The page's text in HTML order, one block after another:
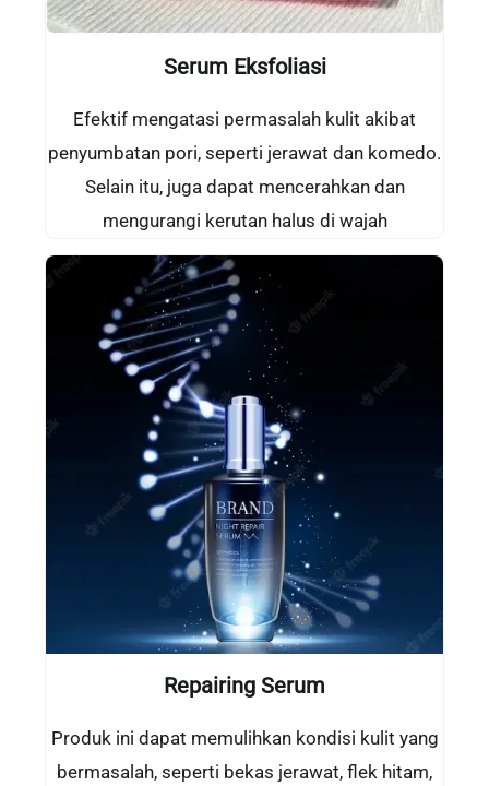
Serum Eksfoliasi
Efektif mengatasi permasalah kulit akibat
penyumbatan pori, seperti jerawat dan komedo.
Selain itu, juga dapat mencerahkan dan
mengurangi kerutan halus di wajah
Repairing Serum
Produk ini dapat memulihkan kondisi kulit yang
bermasalah, seperti bekas jerawat, flek hitam,